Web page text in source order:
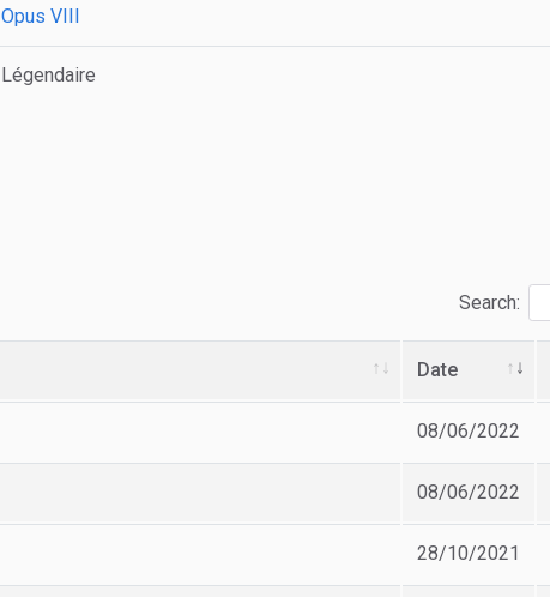
Opus VIII
Légendaire
Search:
Date
08/06/2022
08/06/2022
28/10/2021